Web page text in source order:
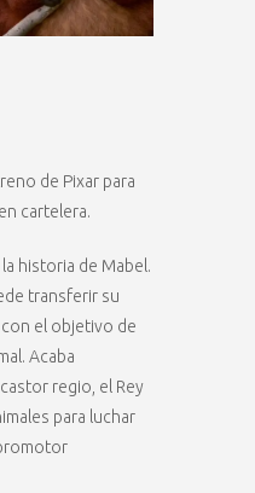
de Pixar para
cartelera.
historia de Mabel.
transferir su
el objetivo de
Acaba
regio, el Rey
para luchar